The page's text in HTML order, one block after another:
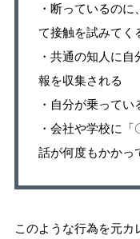
・断っているの
て接触を試みてく
・共通の知人に
報を収集される
・自分が乗って
・会社や学校に
話が何度もかか
このような行為を元カ